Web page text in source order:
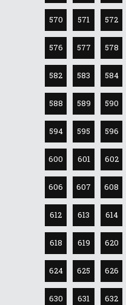
570 571 572
576 577 578
582 583 584
588 589 590
594 595 596
600 601 602
606 607 608
612 613 614
618 619 620
624 625 626
630 631 632